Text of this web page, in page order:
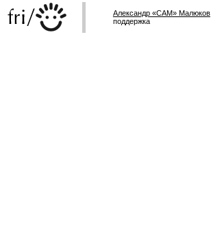
Александр «САМ» Малюков
поддержка